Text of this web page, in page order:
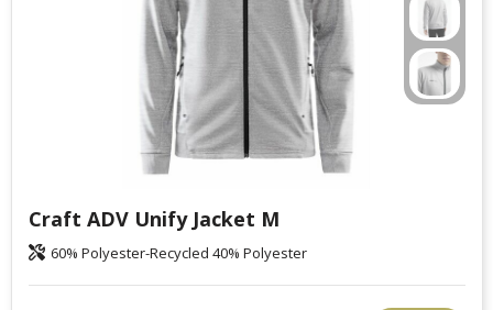
Craft ADV Unify Jacket M
60% Polyester-Recycled 40% Polyester